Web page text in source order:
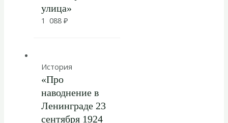
улица»
1 088 ₽
История
«Про
наводнение в
Ленинграде 23
сентября 1924